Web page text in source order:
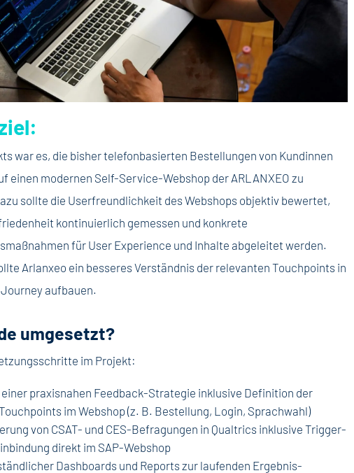
war es, die bisher telefonbasierten Bestellungen von Kundinnen
einen modernen Self-Service-Webshop der ARLANXEO zu
sollte die Userfreundlichkeit des Webshops objektiv bewertet,
kontinuierlich gemessen und konkrete
für User Experience und Inhalte abgeleitet werden.
Arlanxeo ein besseres Verständnis der relevanten Touchpoints in
aufbauen.
umgesetzt?
im Projekt:
praxisnahen Feedback-Strategie inklusive Definition der
im Webshop (z. B. Bestellung, Login, Sprachwahl)
von CSAT- und CES-Befragungen in Qualtrics inklusive Trigger-
direkt im SAP-Webshop
Dashboards und Reports zur laufenden Ergebnis-